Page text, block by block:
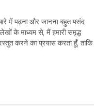
में पढ़ना और जानना बहुत पसंद
के माध्यम से, मैं हमारी समृद्ध
करने का प्रयास करता हूँ, ताकि